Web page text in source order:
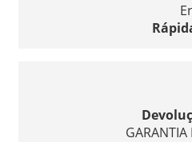
GARANTIA